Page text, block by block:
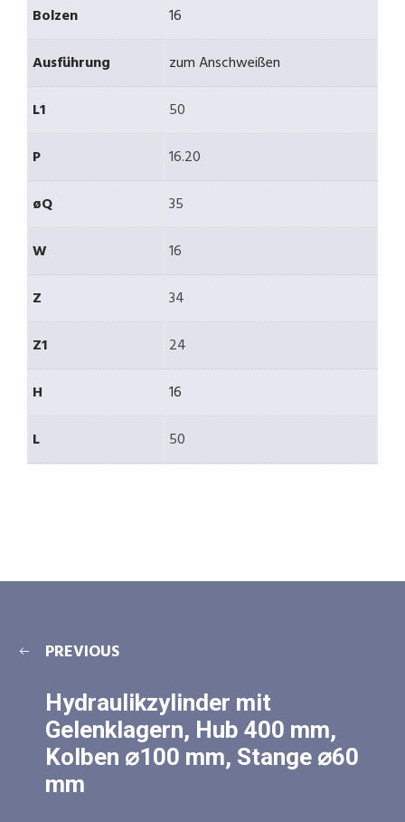
Bolzen
16
Ausführung
zum Anschweißen
L1
50
P
16.20
øQ
35
W
16
Z
34
Z1
24
H
16
L
50
PREVIOUS
Hydraulikzylinder mit
Gelenklagern, Hub 400 mm,
Kolben ⌀100 mm, Stange ⌀60
mm